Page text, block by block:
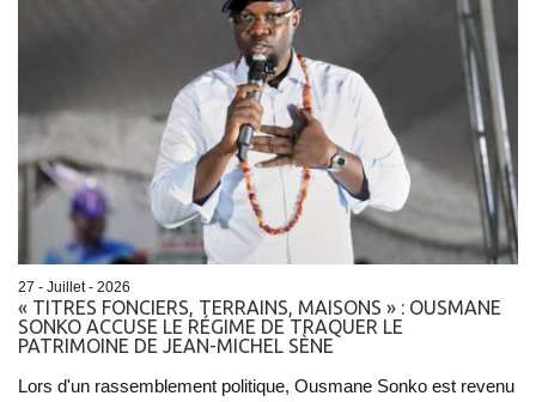
27 - Juillet - 2026
« TITRES FONCIERS, TERRAINS, MAISONS » : OUSMANE
SONKO ACCUSE LE RÉGIME DE TRAQUER LE
PATRIMOINE DE JEAN-MICHEL SÈNE
Lors d'un rassemblement politique, Ousmane Sonko est revenu